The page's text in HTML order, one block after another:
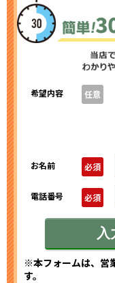
希望内容 任意
お名前 必須
電話番号 必須
※本フォームは、営
す。